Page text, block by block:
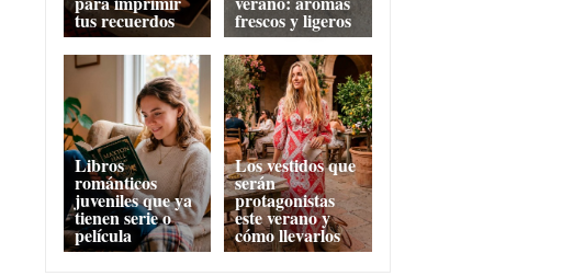
tus recuerdos frescos y ligeros
Libros
románticos
juveniles que ya
tienen serie o
película
Los vestidos que
serán
protagonistas
este verano y
cómo llevarlos